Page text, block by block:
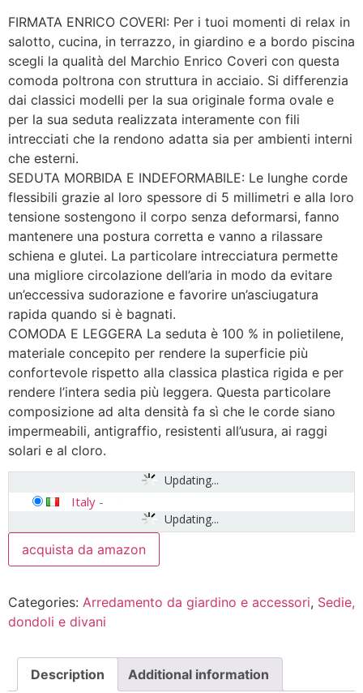
FIRMATA ENRICO COVERI: Per i tuoi momenti di relax in
salotto, cucina, in terrazzo, in giardino e a bordo piscina
scegli la qualità del Marchio Enrico Coveri con questa
comoda poltrona con struttura in acciaio. Si differenzia
dai classici modelli per la sua originale forma ovale e
per la sua seduta realizzata interamente con fili
intrecciati che la rendono adatta sia per ambienti interni
che esterni.
SEDUTA MORBIDA E INDEFORMABILE: Le lunghe corde
flessibili grazie al loro spessore di 5 millimetri e alla loro
tensione sostengono il corpo senza deformarsi, fanno
mantenere una postura corretta e vanno a rilassare
schiena e glutei. La particolare intrecciatura permette
una migliore circolazione dell’aria in modo da evitare
un’eccessiva sudorazione e favorire un’asciugatura
rapida quando si è bagnati.
COMODA E LEGGERA La seduta è 100 % in polietilene,
materiale concepito per rendere la superficie più
confortevole rispetto alla classica plastica rigida e per
rendere l’intera sedia più leggera. Questa particolare
composizione ad alta densità fa sì che le corde siano
impermeabili, antigraffio, resistenti all’usura, ai raggi
solari e al cloro.
Updating...
Updating...
Italy -
acquista da amazon
Categories: Arredamento da giardino e accessori, Sedie,
dondoli e divani
Description Additional information